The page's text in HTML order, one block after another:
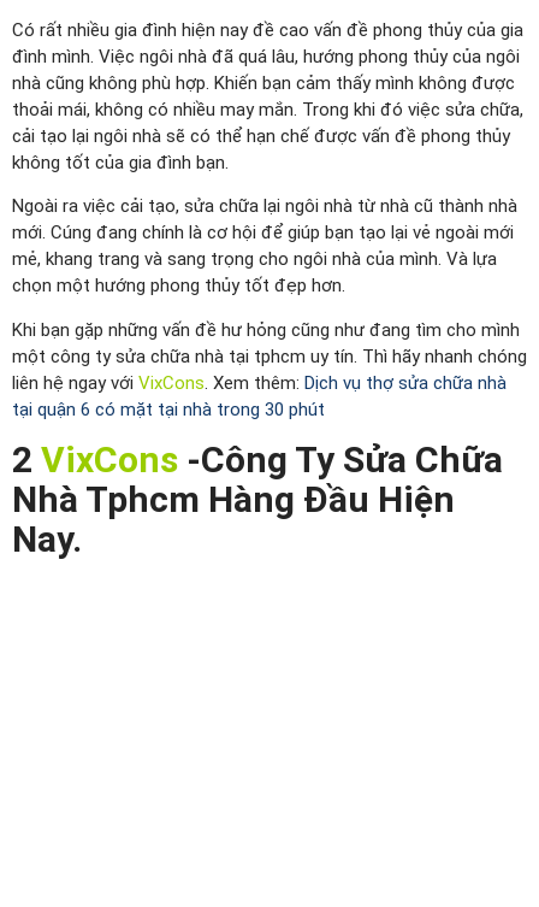
Có rất nhiều gia đình hiện nay đề cao vấn đề phong thủy của gia
đình mình. Việc ngôi nhà đã quá lâu, hướng phong thủy của ngôi
nhà cũng không phù hợp. Khiến bạn cảm thấy mình không được
thoải mái, không có nhiều may mắn. Trong khi đó việc sửa chữa,
cải tạo lại ngôi nhà sẽ có thể hạn chế được vấn đề phong thủy
không tốt của gia đình bạn.
Ngoài ra việc cải tạo, sửa chữa lại ngôi nhà từ nhà cũ thành nhà
mới. Cúng đang chính là cơ hội để giúp bạn tạo lại vẻ ngoài mới
mẻ, khang trang và sang trọng cho ngôi nhà của mình. Và lựa
chọn một hướng phong thủy tốt đẹp hơn.
Khi bạn gặp những vấn đề hư hỏng cũng như đang tìm cho mình
một công ty sửa chữa nhà tại tphcm uy tín. Thì hãy nhanh chóng
liên hệ ngay với VixCons . Xem thêm: Dịch vụ thợ sửa chữa nhà
tại quận 6 có mặt tại nhà trong 30 phút
2 VixCons -Công Ty Sửa Chữa
Nhà Tphcm Hàng Đầu Hiện
Nay.